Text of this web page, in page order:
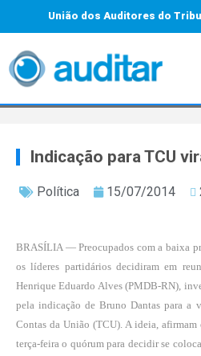
União dos Auditores do
Indicação para TCU
Política 15/07/2014
BRASÍLIA — Preocupados com a baixa
os líderes partidários decidiram em
Henrique Eduardo Alves (PMDB-RN),
pela indicação de Bruno Dantas para a
Contas da União (TCU). A ideia, afirmam
terça-feira o quórum para decidir se